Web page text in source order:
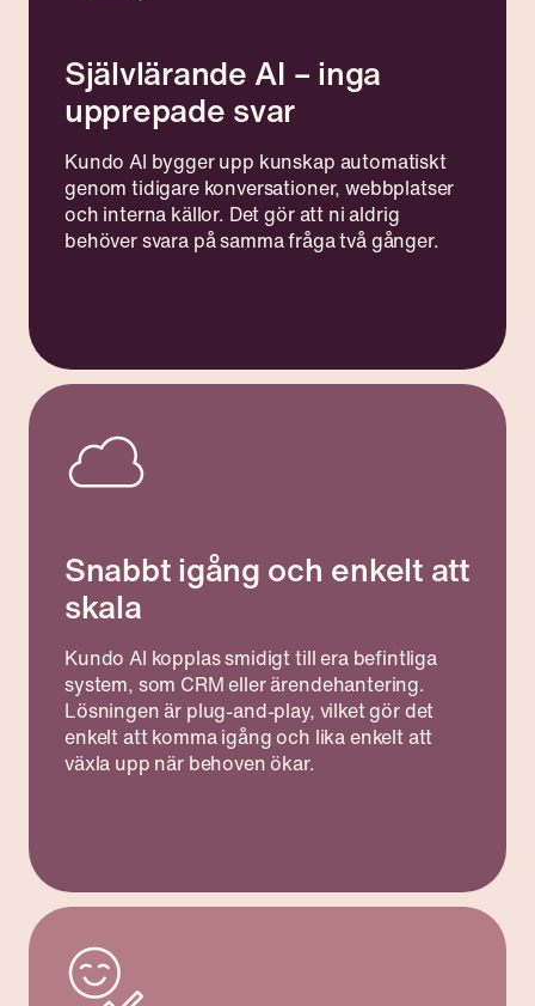
Självlärande AI – inga
upprepade svar
Kundo AI bygger upp kunskap automatiskt
genom tidigare konversationer, webbplatser
och interna källor. Det gör att ni aldrig
behöver svara på samma fråga två gånger.
Snabbt igång och enkelt att
skala
Kundo AI kopplas smidigt till era befintliga
system, som CRM eller ärendehantering.
Lösningen är plug-and-play, vilket gör det
enkelt att komma igång och lika enkelt att
växla upp när behoven ökar.